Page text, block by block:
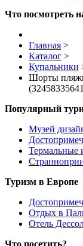
Что посмотреть
Главная >
Каталог >
Купальники
Шорты
Популярный
Музей
Термальные
Туризм в Европе
Отдых в
Отель